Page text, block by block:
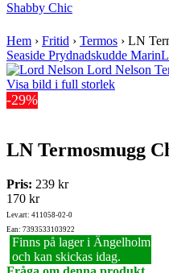
Shabby Chic
Hem › Fritid › Termos › LN
Seaside Prydnadskudde Marin
Visa bild i full storlek
-29%
LN Termosmugg
Pris: 239 kr
170 kr
Lev.art: 411058-02-0
Ean: 7393533103922
Finns på lager i Ängelholm
och kan skickas idag.